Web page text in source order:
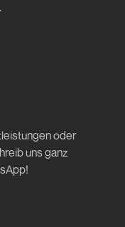
oder
uns ganz